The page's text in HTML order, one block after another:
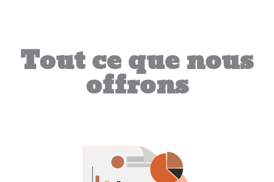
Tout ce que nous
offrons